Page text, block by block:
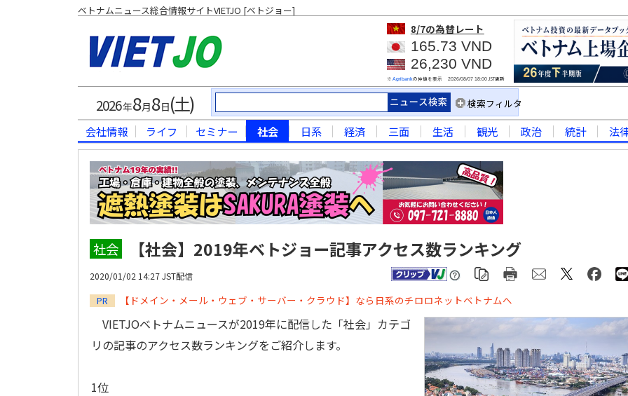
ベトナムニュース総合情報サイトVIETJO [ベトジョー]
8/7の為替レート
165.73 VND
26,230 VND
※ Agribankの仲値を表示 2026/08/07 18:00JST更新
2026年8月8日(土) 検索フィルタ
会社情報 ライフ セミナー 社会 日系 経済 三面 生活 観光 政治 統計 法
社会 【社会】2019年ベトジョー記事アクセス数ランキング
2020/01/02 14:27 JST配信
PR 【ドメイン・メール・ウェブ・サーバー・クラウド】なら日系のチロロネットベトナムへ
VIETJOベトナムニュースが2019年に配信した「社会」カテゴ
リの記事のアクセス数ランキングをご紹介します。
1位